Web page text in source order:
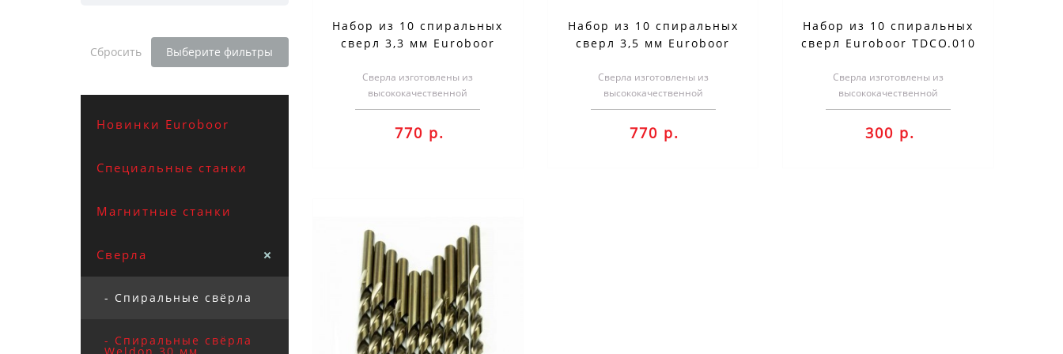
Сбросить Выберите фильтры
Новинки Euroboor
Специальные станки
Магнитные станки
Сверла
- Спиральные свёрла
- Спиральные свёрла
Набор из 10 спиральных
сверл 3,3 мм Euroboor
Сверла изготовлены из
высококачественной
быстрорежущей стали с
добавлением кобальта (5% кобальта)
и ..
770 р.
Набор из 10 спиральных
сверл 3,5 мм Euroboor
Сверла изготовлены из
высококачественной
быстрорежущей стали с
добавлением кобальта (5% кобальта)
и ..
770 р.
Набор из 10 спиральных
сверл Euroboor TDCO.010
Сверла изготовлены из
высококачественной
быстрорежущей стали с
добавлением кобальта (5% кобальта)
и ..
300 р.